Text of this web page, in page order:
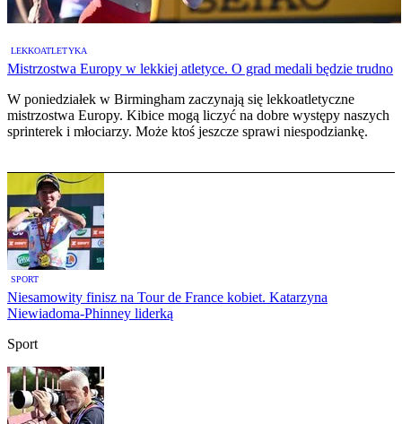
LEKKOATLETYKA
Mistrzostwa Europy w lekkiej atletyce. O grad medali będzie trudno
W poniedziałek w Birmingham zaczynają się lekkoatletyczne
mistrzostwa Europy. Kibice mogą liczyć na dobre występy naszych
sprinterek i młociarzy. Może ktoś jeszcze sprawi niespodziankę.
SPORT
Niesamowity finisz na Tour de France kobiet. Katarzyna
Niewiadoma-Phinney liderką
Sport